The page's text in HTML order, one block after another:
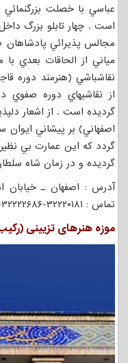
عباسي با خصلت بزرگنمائي
است . چهار تابلو بزرگ
مجالس پذيرائي
مياني از الحاقات بعدي
نقاشباشي (هنرمند دوره
از نقاشيهاي دوره
گرديده است . از اشعار
اصفهاني) بر پيشاني ايوان
گرديده و در زمان شاه
آدرس : اصفهان ـ خیابان
تماس : ۳۲۲۲۰۱۸۱-۳۲۲۲۲۶۸۶-۰۳۱
موزه هنرهای تزیینی